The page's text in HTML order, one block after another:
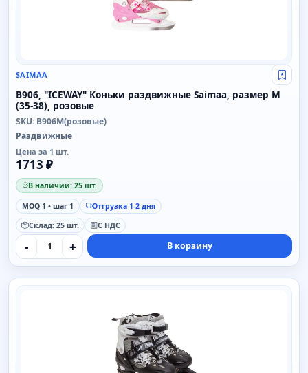
SAIMAA Свой
B906, "ICEWAY" Коньки раздвижные Saimaa, размер M
(35-38), розовые
SKU: B906M(розовые)
Раздвижные
Цена за 1 шт.
1713 ₽
В наличии: 25 шт.
MOQ 1 • шаг 1
Отгрузка 1-2 дня
Склад: 25 шт.
С НДС
- + В корзину
SAIMAA